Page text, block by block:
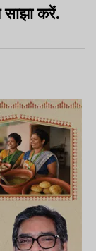
साझा करें.